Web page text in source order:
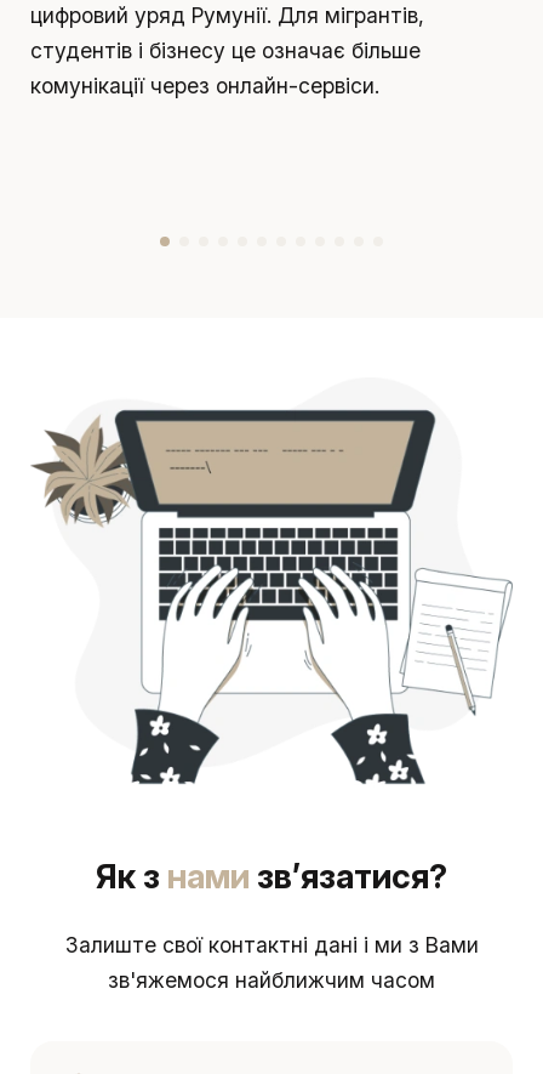
цифровий уряд Румунії. Для мігрантів,
студентів і бізнесу це означає більше
комунікації через онлайн-сервіси.
Як з нами зв’язатися?
Залиште свої контактні дані і ми з Вами
зв'яжемося найближчим часом